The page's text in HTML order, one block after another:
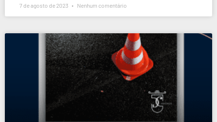
7 de agosto de 2023 Nenhum comentário